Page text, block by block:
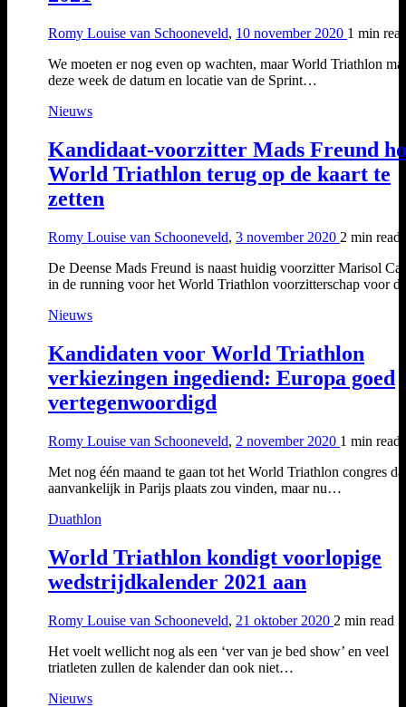
Romy Louise van Schooneveld, 10 november 2020 1 min
We moeten er nog even op wachten, maar World Triathlon
deze week de datum en locatie van de Sprint…
Nieuws
Kandidaat-voorzitter Mads Freund
World Triathlon terug op de kaart te
zetten
Romy Louise van Schooneveld, 3 november 2020 2 min read
De Deense Mads Freund is naast huidig voorzitter Marisol
in de running voor het World Triathlon voorzitterschap voor
Nieuws
Kandidaten voor World Triathlon
verkiezingen ingediend: Europa goed
vertegenwoordigd
Romy Louise van Schooneveld, 2 november 2020 1 min read
Met nog één maand te gaan tot het World Triathlon congres
aanvankelijk in Parijs plaats zou vinden, maar nu…
Duathlon
World Triathlon kondigt voorlopige
wedstrijdkalender 2021 aan
Romy Louise van Schooneveld, 21 oktober 2020 2 min read
Het voelt wellicht nog als een ‘ver van je bed show’ en veel
triatleten zullen de kalender dan ook niet…
Nieuws